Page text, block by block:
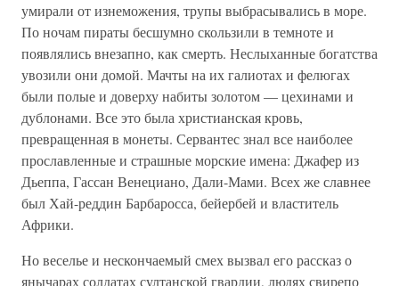
умирали от изнеможения, трупы выбрасывались в море.
По ночам пираты бесшумно скользили в темноте и
появлялись внезапно, как смерть. Неслыханные богатства
увозили они домой. Мачты на их галиотах и фелюгах
были полые и доверху набиты золотом — цехинами и
дублонами. Все это была христианская кровь,
превращенная в монеты. Сервантес знал все наиболее
прославленные и страшные морские имена: Джафер из
Дьеппа, Гассан Венециано, Дали-Мами. Всех же славнее
был Хай-реддин Барбаросса, бейербей и властитель
Африки.
Но веселье и нескончаемый смех вызвал его рассказ о
янычарах солдатах султанской гвардии, людях свирепо